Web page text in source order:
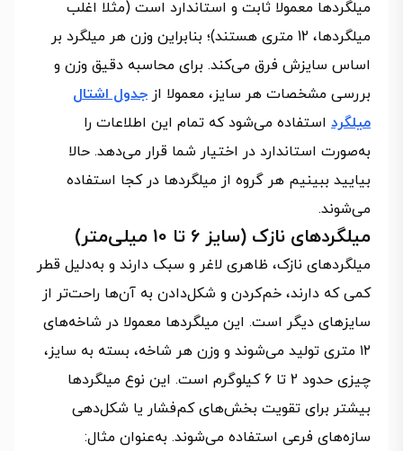
میلگردها معمولا ثابت و استاندارد است (مثلا اغلب
میلگردها، 12 متری هستند)؛ بنابراین وزن هر میلگرد بر
اساس سایزش فرق می‌کند. برای محاسبه دقیق وزن و
بررسی مشخصات هر سایز، معمولا از جدول اشتال
میلگرد استفاده می‌شود که تمام این اطلاعات را
به‌صورت استاندارد در اختیار شما قرار می‌دهد. حالا
بیایید ببینیم هر گروه از میلگردها در کجا استفاده
می‌شوند.
میلگردهای نازک (سایز 6 تا 10 میلی‌متر)
میلگردهای نازک، ظاهری لاغر و سبک دارند و به‌دلیل قطر
کمی که دارند، خم‌کردن و شکل‌دادن به آن‌ها راحت‌تر از
سایزهای دیگر است. این میلگردها معمولا در شاخه‌های
۱۲ متری تولید می‌شوند و وزن هر شاخه، بسته به سایز،
چیزی حدود 2 تا 6 کیلوگرم است. این نوع میلگردها
بیشتر برای تقویت بخش‌های کم‌فشار یا شکل‌دهی
سازه‌های فرعی استفاده می‌شوند. به‌عنوان مثال: